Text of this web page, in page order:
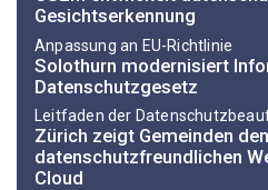
Gesichtserkennung
Anpassung an EU-Richtlinie
Solothurn modernisiert
Datenschutzgesetz
Leitfaden der
Zürich zeigt Gemeinden den
datenschutzfreundlichen
Cloud